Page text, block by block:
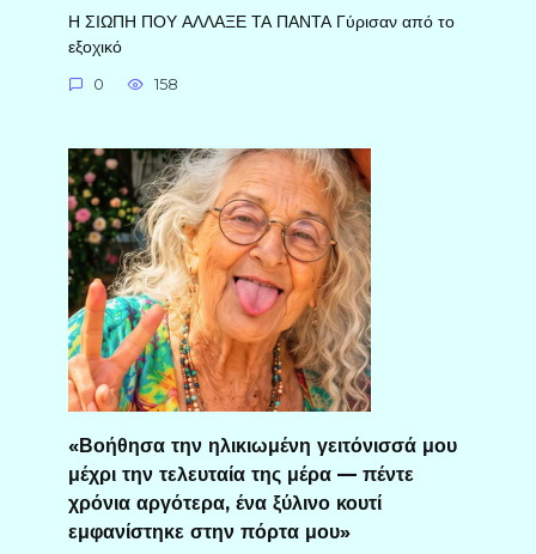
Η ΣΙΩΠΗ ΠΟΥ ΑΛΛΑΞΕ ΤΑ ΠΑΝΤΑ Γύρισαν από το
εξοχικό
0 158
«Βοήθησα την ηλικιωμένη γειτόνισσά μου
μέχρι την τελευταία της μέρα — πέντε
χρόνια αργότερα, ένα ξύλινο κουτί
εμφανίστηκε στην πόρτα μου»